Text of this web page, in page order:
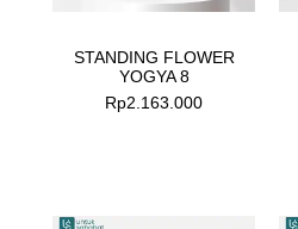
STANDING FLOWER
YOGYA 8
Rp2.163.000